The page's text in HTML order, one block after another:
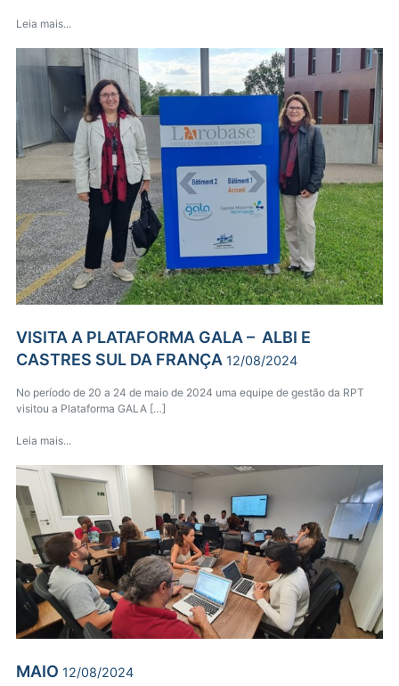
Leia mais...
VISITA A PLATAFORMA GALA – ALBI E
CASTRES SUL DA FRANÇA 12/08/2024
No período de 20 a 24 de maio de 2024 uma equipe de gestão da RPT
visitou a Plataforma GALA […]
Leia mais...
MAIO 12/08/2024